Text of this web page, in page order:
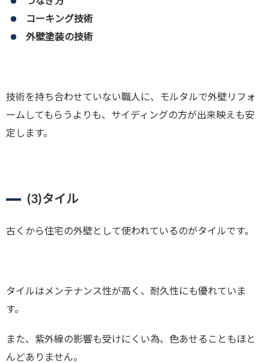
コーキング技術
外壁塗装の技術
技術を持ち合わせていない職人に、モルタルで外壁リフォ
ームしてもらうよりも、サイディングの方が出来映えも安
定します。
(3)タイル
古くから住宅の外壁として使われているのがタイルです。
タイルはメンテナンス性が高く、耐久性にも優れていま
す。
また、紫外線の影響も受けにくい為、色あせることもほと
んどありません。